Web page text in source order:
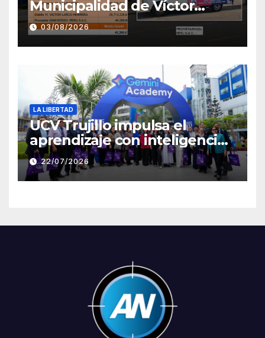
Municipalidad de Víctor
Larco aparece con publicidad
de campaña de León
Clement
03/08/2026
LA LIBERTAD
UCV Trujillo impulsa el
aprendizaje con inteligencia
artificial a través de Google
Gemini
22/07/2026